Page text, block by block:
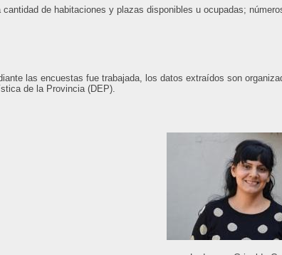
de habitaciones y plazas disponibles u ocupadas;
las encuestas fue trabajada, los datos extraídos son
de la Provincia (DEP).